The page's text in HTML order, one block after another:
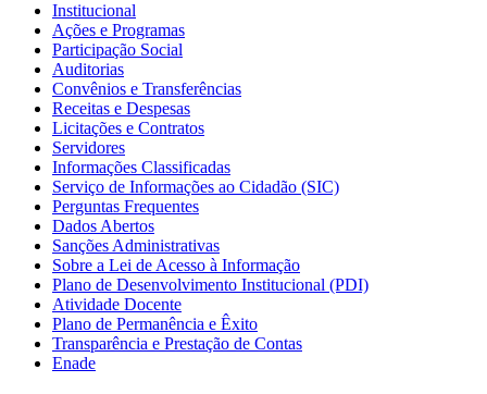
Institucional
Ações e Programas
Participação Social
Auditorias
Convênios e Transferências
Receitas e Despesas
Licitações e Contratos
Servidores
Informações Classificadas
Serviço de Informações ao Cidadão (SIC)
Perguntas Frequentes
Dados Abertos
Sanções Administrativas
Sobre a Lei de Acesso à Informação
Plano de Desenvolvimento Institucional (PDI)
Atividade Docente
Plano de Permanência e Êxito
Transparência e Prestação de Contas
Enade